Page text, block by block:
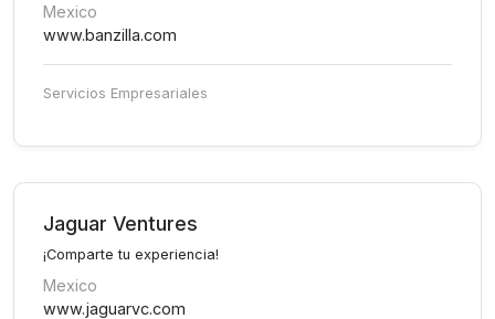
Mexico
www.banzilla.com
Servicios Empresariales
Jaguar Ventures
¡Comparte tu experiencia!
Mexico
www.jaguarvc.com